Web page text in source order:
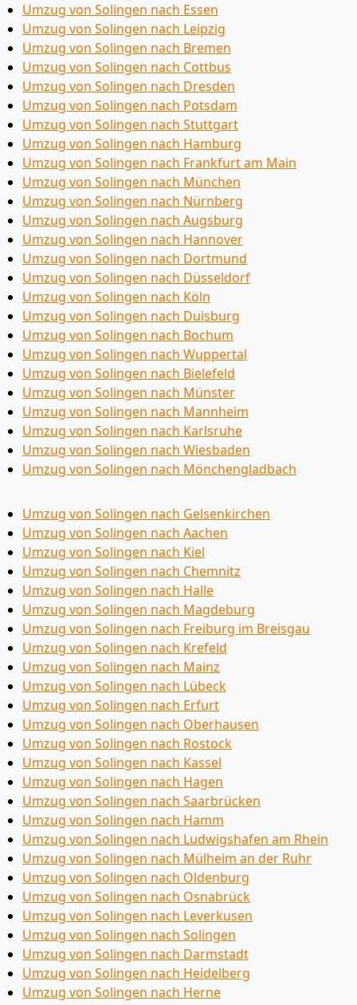
Umzug von Solingen nach Essen
Umzug von Solingen nach Leipzig
Umzug von Solingen nach Bremen
Umzug von Solingen nach Cottbus
Umzug von Solingen nach Dresden
Umzug von Solingen nach Potsdam
Umzug von Solingen nach Stuttgart
Umzug von Solingen nach Hamburg
Umzug von Solingen nach Frankfurt am Main
Umzug von Solingen nach München
Umzug von Solingen nach Nürnberg
Umzug von Solingen nach Augsburg
Umzug von Solingen nach Hannover
Umzug von Solingen nach Dortmund
Umzug von Solingen nach Düsseldorf
Umzug von Solingen nach Köln
Umzug von Solingen nach Duisburg
Umzug von Solingen nach Bochum
Umzug von Solingen nach Wuppertal
Umzug von Solingen nach Bielefeld
Umzug von Solingen nach Münster
Umzug von Solingen nach Mannheim
Umzug von Solingen nach Karlsruhe
Umzug von Solingen nach Wiesbaden
Umzug von Solingen nach Mönchen­gladbach
Umzug von Solingen nach Gelsenkirchen
Umzug von Solingen nach Aachen
Umzug von Solingen nach Kiel
Umzug von Solingen nach Chemnitz
Umzug von Solingen nach Halle
Umzug von Solingen nach Magdeburg
Umzug von Solingen nach Freiburg im Breisgau
Umzug von Solingen nach Krefeld
Umzug von Solingen nach Mainz
Umzug von Solingen nach Lübeck
Umzug von Solingen nach Erfurt
Umzug von Solingen nach Oberhausen
Umzug von Solingen nach Rostock
Umzug von Solingen nach Kassel
Umzug von Solingen nach Hagen
Umzug von Solingen nach Saarbrücken
Umzug von Solingen nach Hamm
Umzug von Solingen nach Ludwigshafen am Rhein
Umzug von Solingen nach Mülheim an der Ruhr
Umzug von Solingen nach Oldenburg
Umzug von Solingen nach Osnabrück
Umzug von Solingen nach Leverkusen
Umzug von Solingen nach Solingen
Umzug von Solingen nach Darmstadt
Umzug von Solingen nach Heidelberg
Umzug von Solingen nach Herne